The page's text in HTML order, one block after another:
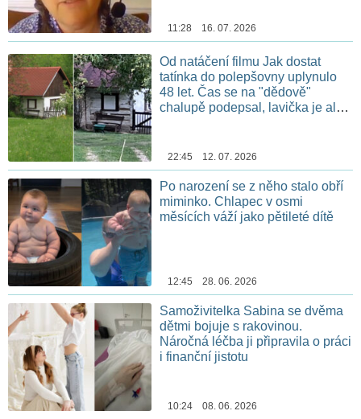
11:28 16. 07. 2026
Od natáčení filmu Jak dostat
tatínka do polepšovny uplynulo
48 let. Čas se na "dědově"
chalupě podepsal, lavička je ale
22:45 12. 07. 2026
Po narození se z něho stalo obří
miminko. Chlapec v osmi
měsících váží jako pětileté dítě
12:45 28. 06. 2026
Samoživitelka Sabina se dvěma
dětmi bojuje s rakovinou.
Náročná léčba ji připravila o práci
i finanční jistotu
10:24 08. 06. 2026